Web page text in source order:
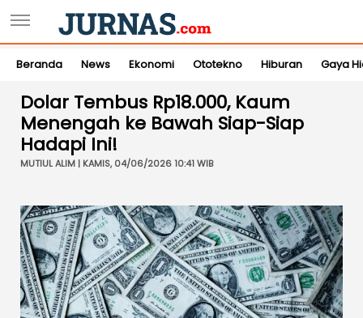
Beranda News Ekonomi Ototekno Hiburan Gaya
Dolar Tembus Rp18.000, Kaum
Menengah ke Bawah Siap-Siap
Hadapi Ini!
MUTIUL ALIM | KAMIS, 04/06/2026 10:41 WIB